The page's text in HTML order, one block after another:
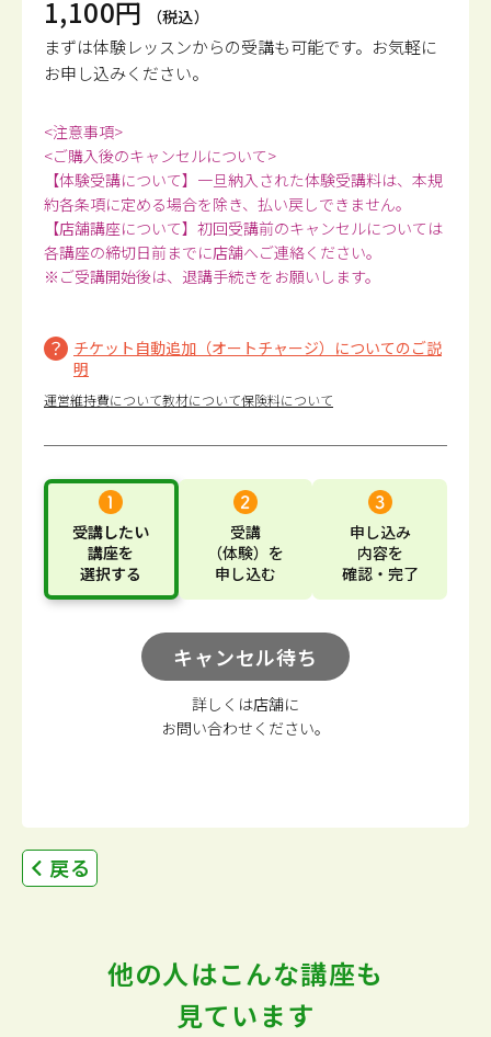
1,100円 （税込）
まずは体験レッスンからの受講も可能です。 お気軽に
お申し込みください。
<注意事項>
<ご購入後のキャンセルについて>
【体験受講について】一旦納入された体験受講料は、本規
約各条項に定める場合を除き、払い戻しできません。
【店舗講座について】初回受講前のキャンセルについては
各講座の締切日前までに店舗へご連絡ください。
※ご受講開始後は、退講手続きをお願いします。
チケット自動追加（オートチャージ）についてのご説
明
運営維持費について教材について保険料について
受講したい
講座を
選択する
受講
（体験） を
申し込む
申し込み
内容を
確認・完了
キャンセル待ち
詳しくは店舗に
お問い合わせください。
戻る
他の人はこんな講座も
見ています